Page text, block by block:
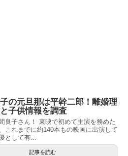
の元旦那は平幹二郎！離婚理
子供情報を調査
良子さん！ 東映で初めて主演を務めた
これまでに約140本もの映画に出演して
として有...
記事を読む